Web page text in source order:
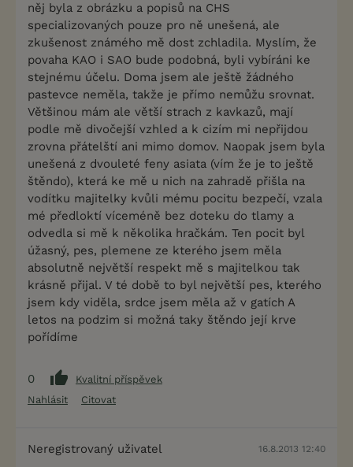
něj byla z obrázku a popisů na CHS
specializovaných pouze pro ně unešená, ale
zkušenost známého mě dost zchladila. Myslím, že
povaha KAO i SAO bude podobná, byli vybíráni ke
stejnému účelu. Doma jsem ale ještě žádného
pastevce neměla, takže je přímo nemůžu srovnat.
Většinou mám ale větší strach z kavkazů, mají
podle mě divočejší vzhled a k cizím mi nepřijdou
zrovna přátelští ani mimo domov. Naopak jsem byla
unešená z dvouleté feny asiata (vím že je to ještě
štěndo), která ke mě u nich na zahradě přišla na
vodítku majitelky kvůli mému pocitu bezpečí, vzala
mé předloktí víceméně bez doteku do tlamy a
odvedla si mě k několika hračkám. Ten pocit byl
úžasný, pes, plemene ze kterého jsem měla
absolutně největší respekt mě s majitelkou tak
krásně přijal. V té době to byl největší pes, kterého
jsem kdy viděla, srdce jsem měla až v gatích A
letos na podzim si možná taky štěndo její krve
pořídíme
0
Kvalitní příspěvek
Nahlásit
Citovat
Neregistrovaný uživatel 16.8.2013 12:40